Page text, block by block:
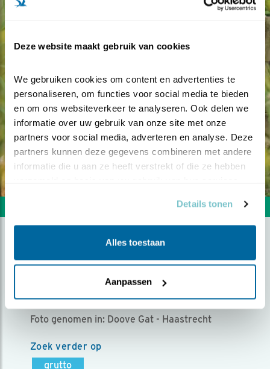
Deze website maakt gebruik van cookies
We gebruiken cookies om content en advertenties te
personaliseren, om functies voor social media te bieden
en om ons websiteverkeer te analyseren. Ook delen we
informatie over uw gebruik van onze site met onze
partners voor social media, adverteren en analyse. Deze
partners kunnen deze gegevens combineren met andere
informatie die u aan ze heeft verstrekt of die ze hebben
Details tonen
Alles toestaan
Aanpassen
Vorige foto
GRUTTO
Door Vincent Hodzelmans | Geplaatst op zondag 16
juni 2019 |
2197 views
Foto genomen in: Doove Gat - Haastrecht
Zoek verder op
grutto